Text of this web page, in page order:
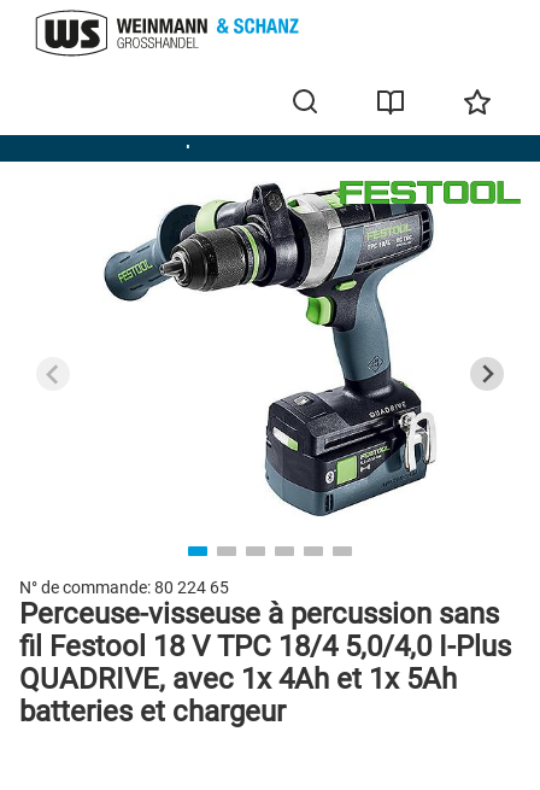
Perceuse-visseuse à percussion sans fil
N° de commande:80 224 65
Perceuse-visseuse à percussion sans
fil Festool 18 V TPC 18/4 5,0/4,0 I-Plus
QUADRIVE, avec 1x 4Ah et 1x 5Ah
batteries et chargeur